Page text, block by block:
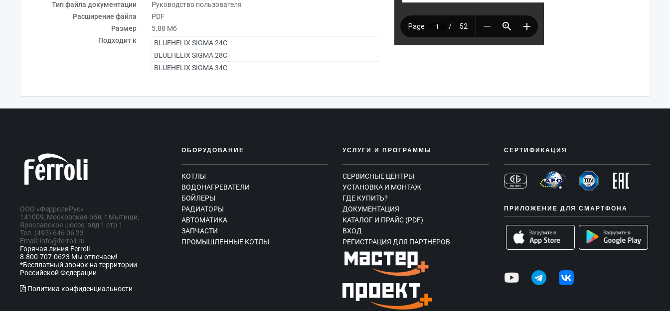
Тип файла документации
Руководство пользователя
Расширение файла
PDF
Размер
5.88 Мб
Подходит к
BLUEHELIX SIGMA 24C
BLUEHELIX SIGMA 28C
BLUEHELIX SIGMA 34C
ООО «ФерролиРус»
141009, Московская обл, г Мытищи,
Ярославское шоссе, влд 1 стр 1
Тел. (495) 646 06 23
Email: info@ferroli.ru
Горячая линия Ferroli
8-800-707-0623 Мы отвечаем!
*Бесплатный звонок на территории
Российской Федерации
Политика конфиденциальности
ОБОРУДОВАНИЕ
КОТЛЫ
ВОДОНАГРЕВАТЕЛИ
БОЙЛЕРЫ
РАДИАТОРЫ
АВТОМАТИКА
ЗАПЧАСТИ
ПРОМЫШЛЕННЫЕ КОТЛЫ
УСЛУГИ И ПРОГРАММЫ
СЕРВИСНЫЕ ЦЕНТРЫ
УСТАНОВКА И МОНТАЖ
ГДЕ КУПИТЬ?
ДОКУМЕНТАЦИЯ
КАТАЛОГ И ПРАЙС (PDF)
ВХОД
РЕГИСТРАЦИЯ ДЛЯ ПАРТНЕРОВ
СЕРТИФИКАЦИЯ
ПРИЛОЖЕНИЕ ДЛЯ СМАРТФОНА